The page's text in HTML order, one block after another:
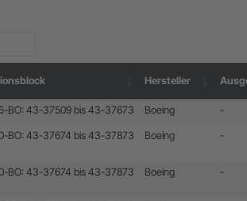
Hersteller
Hersteller
BO: 43-37509 bis 43-37673 Boeing -
BO: 43-37674 bis 43-37873 Boeing -
BO: 43-37674 bis 43-37873 Boeing -